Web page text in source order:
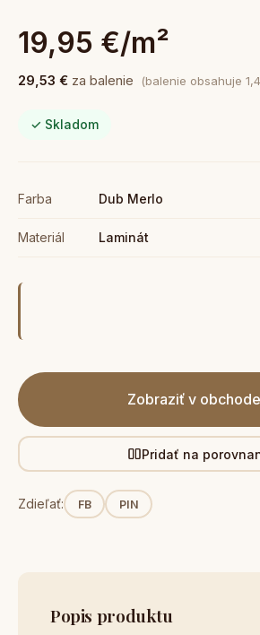
19,95 €/m²
29,53 € za balenie (balenie obsahuje
✓ Skladom
Farba Dub Merlo
Materiál Laminát
Zobraziť v obchode
Pridať na
Zdieľať: FB PIN
Popis produktu